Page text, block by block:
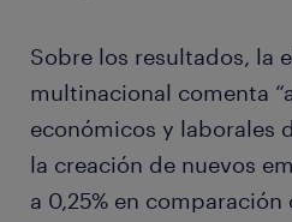
Sobre los resultados, la
multinacional comenta
económicos y laborales
la creación de nuevos
a 0,25% en